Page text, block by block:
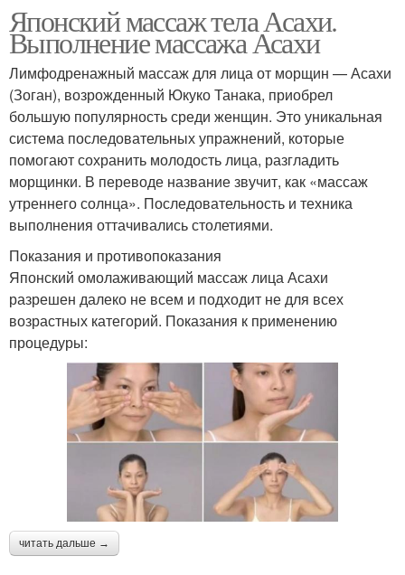
Японский массаж тела Асахи.
Выполнение массажа Асахи
Лимфодренажный массаж для лица от морщин — Асахи
(Зоган), возрожденный Юкуко Танака, приобрел
большую популярность среди женщин. Это уникальная
система последовательных упражнений, которые
помогают сохранить молодость лица, разгладить
морщинки. В переводе название звучит, как «массаж
утреннего солнца». Последовательность и техника
выполнения оттачивались столетиями.
Показания и противопоказания
Японский омолаживающий массаж лица Асахи
разрешен далеко не всем и подходит не для всех
возрастных категорий. Показания к применению
процедуры:
читать дальше →